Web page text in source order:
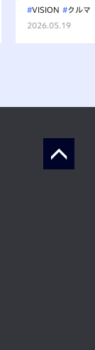
VISION
クルマ
2026.05.19